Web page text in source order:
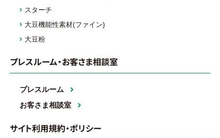
スターチ
大豆機能性素材(ファイン)
大豆粉
プレスルーム・お客さま相談室
プレスルーム
お客さま相談室
サイト利用規約・ポリシー